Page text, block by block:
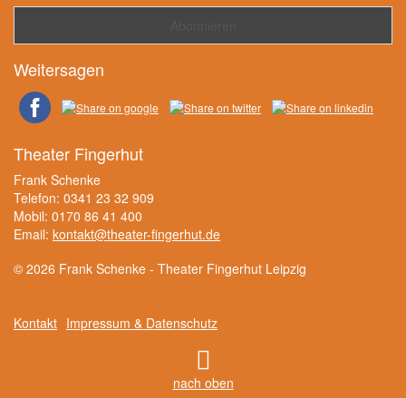
Weitersagen
Theater Fingerhut
Frank Schenke
Telefon: 0341 23 32 909
Mobil: 0170 86 41 400
Email: kontakt@theater-fingerhut.de
© 2026 Frank Schenke - Theater Fingerhut Leipzig
Kontakt Impressum & Datenschutz
nach oben